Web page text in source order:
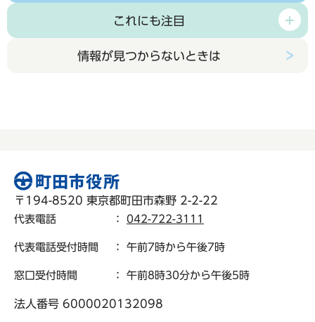
これにも注目
情報が見つからないときは
〒194-8520 東京都町田市森野 2-2-22
代表電話 ： 042-722-3111
代表電話受付時間 ： 午前7時から午後7時
窓口受付時間 ： 午前8時30分から午後5時
法人番号 6000020132098